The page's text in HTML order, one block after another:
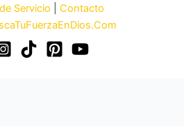
Servicio
Contacto